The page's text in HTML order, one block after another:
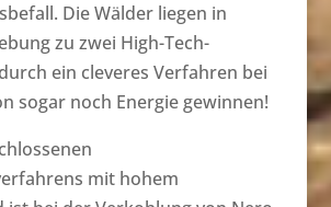
Die Wälder liegen in
zu zwei High-Tech-
ein cleveres Verfahren bei
sogar noch Energie gewinnen!
mit hohem